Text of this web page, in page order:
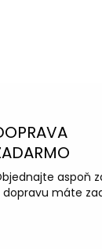
aspoň
dopravu máte